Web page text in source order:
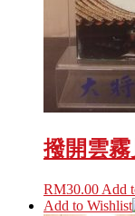
撥開雲
RM30.00 Add
Add to Wishlist